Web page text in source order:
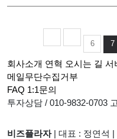
6 7
회사소개 연혁 오시는 길 서
메일무단수집거부
FAQ 1:1문의
투자상담 / 010-9832-0703
비즈플라자 | 대표 : 정연석 |